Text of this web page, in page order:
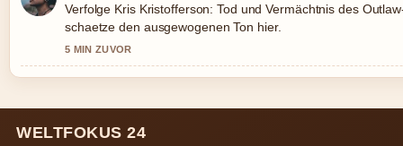
Verfolge Kris Kristofferson: Tod und Vermächtnis des
schaetze den ausgewogenen Ton hier.
5 MIN ZUVOR
WELTFOKUS 24